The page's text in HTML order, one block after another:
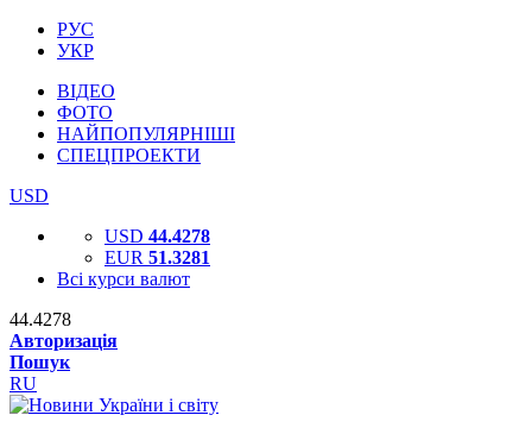
РУС
УКР
ВІДЕО
ФОТО
НАЙПОПУЛЯРНІШІ
СПЕЦПРОЕКТИ
USD
USD 44.4278
EUR 51.3281
Всі курси валют
44.4278
Авторизація
Пошук
RU